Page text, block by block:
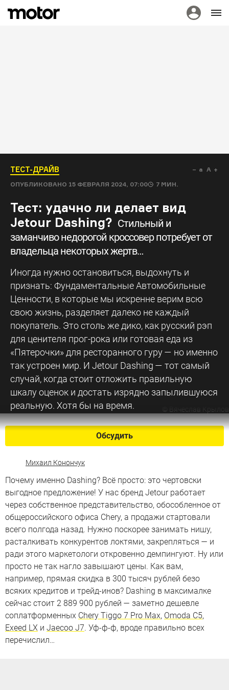
ТЕСТ-ДРАЙВ
ОПУБЛИКОВАНО 15 ФЕВРАЛЯ 2024, 07:00 7 МИН.
a A
Тест: удачно ли делает вид
Jetour Dashing? Стильный и
заманчиво недорогой кроссовер потребует от
владельца некоторых жертв…
Иногда нужно остановиться, выдохнуть и
признать: Фундаментальные Автомобильные
Ценности, в которые мы искренне верим всю
свою жизнь, разделяет далеко не каждый
покупатель. Это столь же дико, как русский рэп
для ценителя прог-рока или готовая еда из
«Пятерочки» для ресторанного гуру — но именно
так устроен мир. И Jetour Dashing — тот самый
случай, когда стоит отложить правильную
шкалу оценок и достать изрядно запылившуюся
реальную. Хотя бы на время.
© Вячеслав Крылов
Обсудить
Михаил Конончук
Почему именно Dashing? Всё просто: это чертовски
выгодное предложение! У нас бренд Jetour работает
через собственное представительство, обособленное от
общероссийского офиса Chery, а продажи стартовали
всего полгода назад. Нужно поскорее занимать нишу,
расталкивать конкурентов локтями, закрепляться — и
ради этого маркетологи откровенно демпингуют. Ну или
просто не так нагло завышают цены. Как вам,
например, прямая скидка в 300 тысяч рублей безо
всяких кредитов и трейд-инов? Dashing в максималке
сейчас стоит 2 889 900 рублей — заметно дешевле
соплатформенных Chery Tiggo 7 Pro Max, Omoda C5,
Exeed LX и Jaecoo J7. Уф-ф-ф, вроде правильно всех
перечислил…